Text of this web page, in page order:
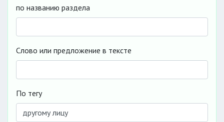
по названию раздела
Слово или предложение в тексте
По тегу